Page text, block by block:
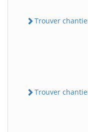
Trouver
Trouver